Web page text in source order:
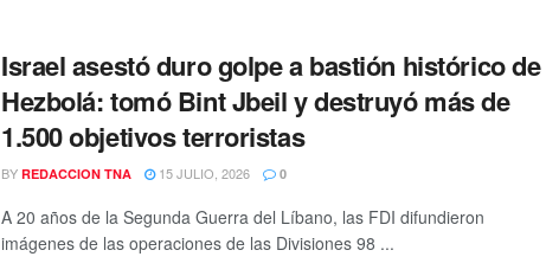
Israel asestó duro golpe a bastión histórico de
Hezbolá: tomó Bint Jbeil y destruyó más de
1.500 objetivos terroristas
BY REDACCION TNA 15 JULIO, 2026 0
A 20 años de la Segunda Guerra del Líbano, las FDI difundieron
imágenes de las operaciones de las Divisiones 98 ...